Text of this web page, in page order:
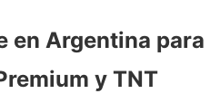
en Argentina para
y TNT